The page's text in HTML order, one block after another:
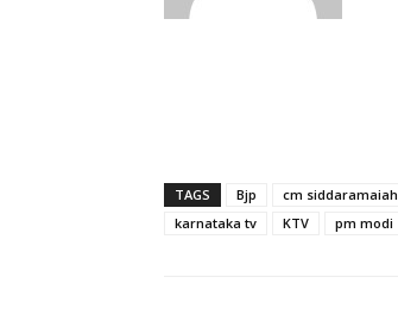
TAGS Bjp cm siddaramaiah
karnataka tv
KTV pm modi